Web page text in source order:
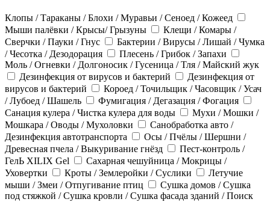
Клопы / Тараканы / Блохи / Муравьи / Сеноед / Кожеед
Мыши палёвки / Крысы/ Грызуны
Клещи / Комары /
Сверчки / Пауки / Гнус
Бактерии / Вирусы / Лишай / Чумка
/ Чесотка / Дезодорация
Плесень / Грибок / Запахи
Моль / Огневки / Долгоносик / Гусеница / Тля / Майский жук
Дезинфекция от вирусов и бактерий
Дезинфекция от
вирусов и бактерий
Короед / Точильщик / Часовщик / Усач
/ Лубоед / Шашель
Фумигация / Дегазация / Фогация
Санация кулера / Чистка кулера для воды
Мухи / Мошки /
Мошкара / Оводы / Мухоловки
Санобработка авто /
Дезинфекция автотранспорта
Осы / Пчёлы / Шершни /
Древесная пчела / Выкуривание гнёзд
Пест-контроль /
ГелЬ XILIX Gel
Сахарная чешуйница / Мокрицы /
Уховертки
Кроты / Землеройки / Суслики
Летучие
мыши / Змеи / Отпугивание птиц
Сушка домов / Сушка
под стяжкой / Сушка кровли / Сушка фасада зданий / Поиск